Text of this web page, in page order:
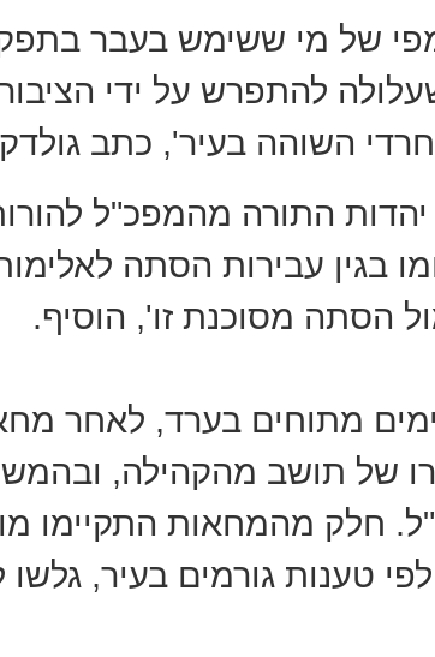
של מי ששימש בעבר
להתפרש על ידי הציבור
השוהה בעיר', כתב
יהדות התורה מהמפכ"ל
בגין עבירות הסתה
הסתה מסוכנת זו', הוסיף.
מתוחים בערד, לאחר
של תושב מהקהילה,
חלק מהמחאות התקיימו
טענות גורמים בעיר, גלשו